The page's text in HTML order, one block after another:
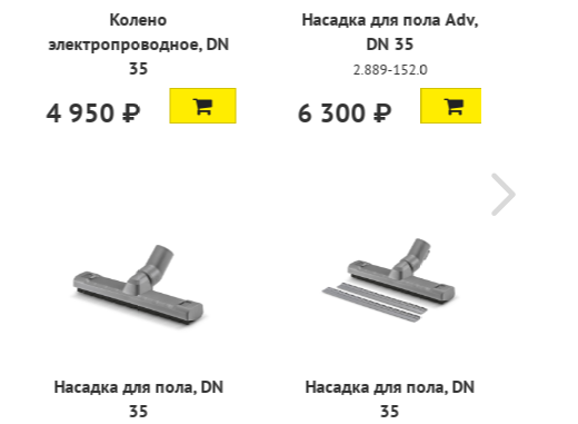
Колено пластмассовое,
DN 35
2 450 ₽
Колено
электропроводное, DN
4 950 ₽
Муфта
электропроводная, DN
Насадка для пола, DN